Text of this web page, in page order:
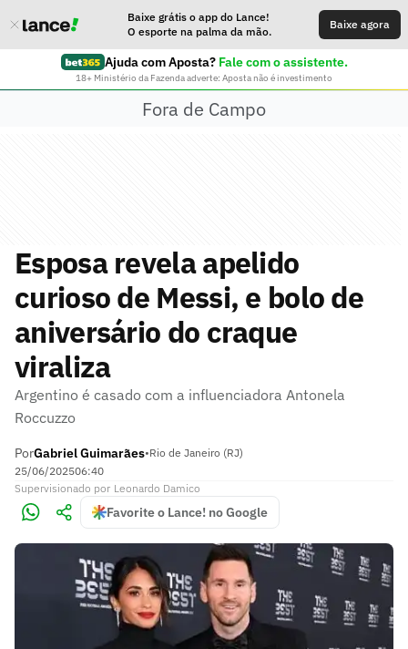
Baixe grátis o app do Lance!
O esporte na palma da mão.
Baixe agora
Ajuda com Aposta? Fale com o assistente.
18+ Ministério da Fazenda adverte: Aposta não é investimento
Fora de Campo
Esposa revela apelido
curioso de Messi, e bolo de
aniversário do craque
viraliza
Argentino é casado com a influenciadora Antonela
Roccuzzo
PorGabriel Guimarães•Rio de Janeiro (RJ)
25/06/202506:40
Supervisionado por Leonardo Damico
Favorite o Lance! no Google